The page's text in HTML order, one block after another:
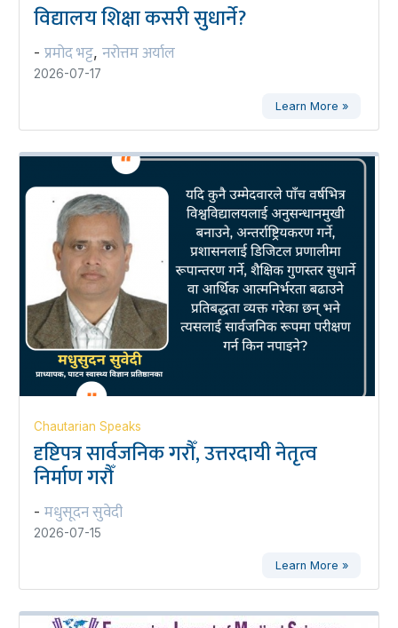
विद्यालय शिक्षा कसरी सुधार्ने?
- प्रमोद भट्ट, नरोत्तम अर्याल
2026-07-17
Learn More »
Chautarian Speaks
दृष्टिपत्र सार्वजनिक गरौँ, उत्तरदायी नेतृत्व
निर्माण गरौँ
- मधुसूदन सुवेदी
2026-07-15
Learn More »